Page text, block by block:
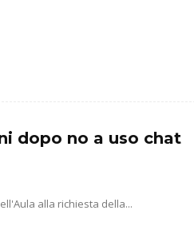
dopo no a uso chat
alla richiesta della...